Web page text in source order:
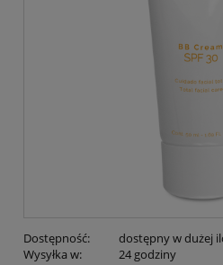
Dostępność:
dostępny w dużej
Wysyłka w:
24 godziny